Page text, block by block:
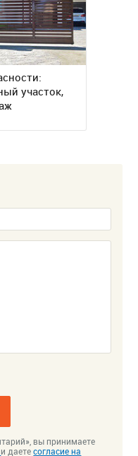
участок,
вы принимаете
и даетесогласие на